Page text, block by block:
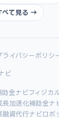
べて見る →
ライバシーポリシ
ビ
助金ナビ フィジカ
長加速化補助金ナ
融資代行ナビ ロボ